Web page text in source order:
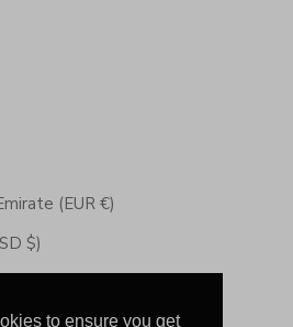
to ensure you get
Vereinigte Arabische Emirate (EUR €)
Vereinigte Staaten (USD $)